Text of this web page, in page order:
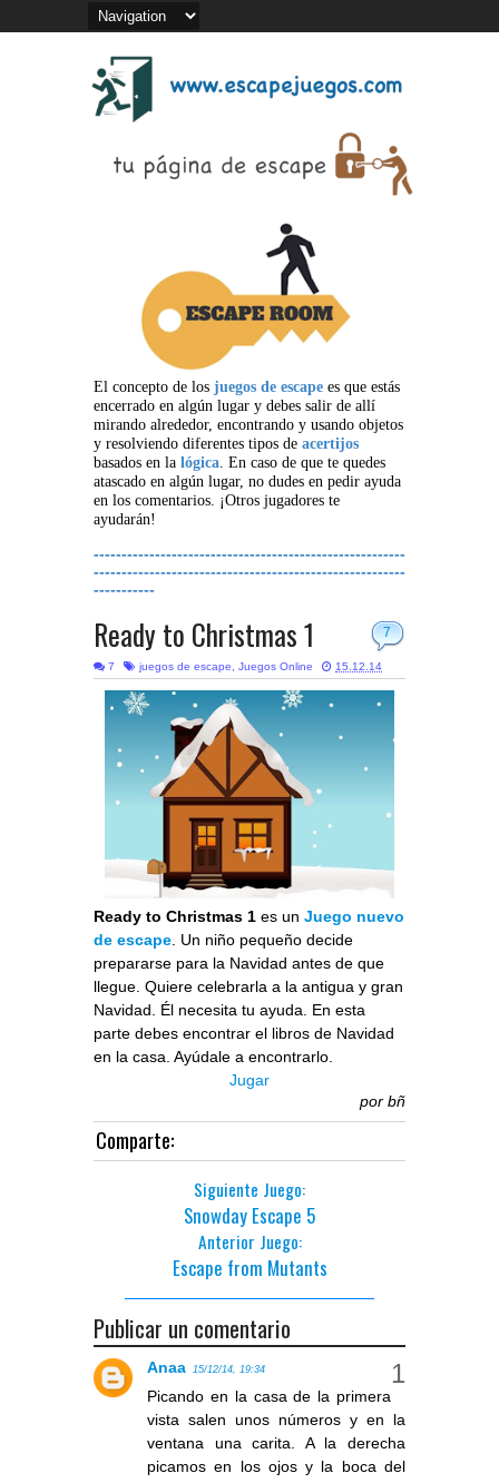
El concepto de los juegos de escape es que estás
encerrado en algún lugar y debes salir de allí
mirando alrededor, encontrando y usando objetos
y resolviendo diferentes tipos de acertijos
basados en la lógica. En caso de que te quedes
atascado en algún lugar, no dudes en pedir ayuda
en los comentarios. ¡Otros jugadores te
ayudarán!
--------------------------------------------------------
--------------------------------------------------------
-----------
7
Ready to Christmas 1
7 juegos de escape, Juegos Online 15.12.14
Ready to Christmas 1 es un Juego nuevo
de escape. Un niño pequeño decide
prepararse para la Navidad antes de que
llegue. Quiere celebrarla a la antigua y gran
Navidad. Él necesita tu ayuda. En esta
parte debes encontrar el libros de Navidad
en la casa. Ayúdale a encontrarlo.
Jugar
por bñ
Comparte:
Siguiente Juego:
Snowday Escape 5
Anterior Juego:
Escape from Mutants
Publicar un comentario
Anaa 15/12/14, 19:34
Picando en la casa de la primera
vista salen unos números y en la
ventana una carita. A la derecha
picamos en los ojos y la boca del